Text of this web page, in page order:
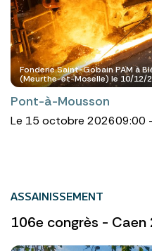
Fonderie Saint-Gobain PAM à
(Meurthe-et-Moselle) le 10/12/
Pont-à-Mousson
Le 15 octobre 202609:00
ASSAINISSEMENT
106e congrès - Caen